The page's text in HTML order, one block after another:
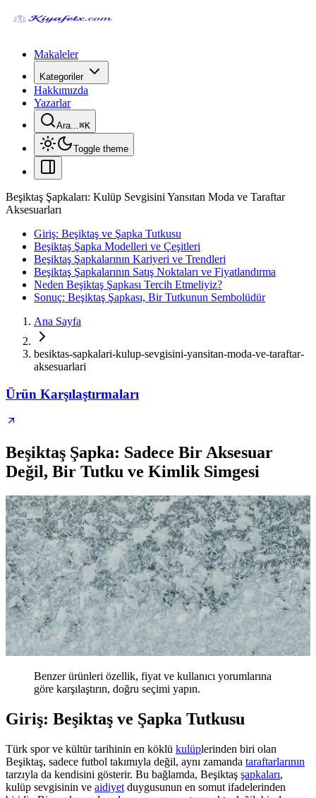
Makaleler
Kategoriler
Hakkımızda
Yazarlar
Ara...⌘K
Toggle theme
Beşiktaş Şapkaları: Kulüp Sevgisini Yansıtan Moda ve Taraftar
Aksesuarları
Giriş: Beşiktaş ve Şapka Tutkusu
Beşiktaş Şapka Modelleri ve Çeşitleri
Beşiktaş Şapkalarının Kariyeri ve Trendleri
Beşiktaş Şapkalarının Satış Noktaları ve Fiyatlandırma
Neden Beşiktaş Şapkası Tercih Etmeliyiz?
Sonuç: Beşiktaş Şapkası, Bir Tutkunun Sembolüdür
Ana Sayfa
besiktas-sapkalari-kulup-sevgisini-yansitan-moda-ve-taraftar-
aksesuarlari
Ürün Karşılaştırmaları
Beşiktaş Şapka: Sadece Bir Aksesuar
Değil, Bir Tutku ve Kimlik Simgesi
Benzer ürünleri özellik, fiyat ve kullanıcı yorumlarına
göre karşılaştırın, doğru seçimi yapın.
Giriş: Beşiktaş ve Şapka Tutkusu
Türk spor ve kültür tarihinin en köklü kulüplerinden biri olan
Beşiktaş, sadece futbol takımıyla değil, aynı zamanda taraftarlarının
tarzıyla da kendisini gösterir. Bu bağlamda, Beşiktaş şapkaları,
kulüp sevgisinin ve aidiyet duygusunun en somut ifadelerinden